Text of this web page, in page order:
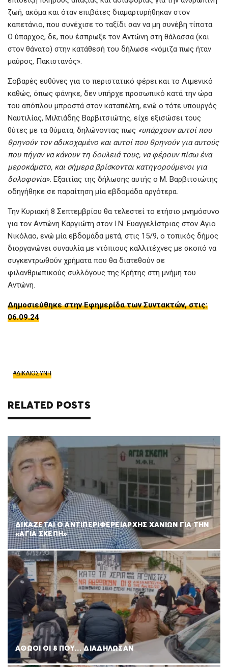
ζωή, ακόμα και όταν επιβάτες διαμαρτυρήθηκαν στον
καπετάνιο, που συνέχισε το ταξίδι σαν να μη συνέβη τίποτα.
Ο ύπαρχος, δε, που έσπρωξε τον Αντώνη στη θάλασσα (και
στον θάνατο) στην κατάθεσή του δήλωσε «νόμιζα πως ήταν
μαύρος, Πακιστανός».
Σοβαρές ευθύνες για το περιστατικό φέρει και το Λιμενικό
καθώς, όπως φάνηκε, δεν υπήρχε προσωπικό κατά την ώρα
του απόπλου μπροστά στον καταπέλτη, ενώ ο τότε υπουργός
Ναυτιλίας, Μιλτιάδης Βαρβιτσιώτης, είχε εξισώσει τους
θύτες με τα θύματα, δηλώνοντας πως «υπάρχουν αυτοί που
θρηνούν τον αδικοχαμένο και αυτοί που θρηνούν για αυτούς
που πήγαν να κάνουν τη δουλειά τους, να φέρουν πίσω ένα
μεροκάματο, και σήμερα βρίσκονται κατηγορούμενοι για
δολοφονία». Εξαιτίας της δήλωσης αυτής ο Μ. Βαρβιτσιώτης
οδηγήθηκε σε παραίτηση μία εβδομάδα αργότερα.
Την Κυριακή 8 Σεπτεμβρίου θα τελεστεί το ετήσιο μνημόσυνο
για τον Αντώνη Καργιώτη στον Ι.Ν. Ευαγγελίστριας στον Αγιο
Νικόλαο, ενώ μία εβδομάδα μετά, στις 15/9, ο τοπικός δήμος
διοργανώνει συναυλία με ντόπιους καλλιτέχνες με σκοπό να
συγκεντρωθούν χρήματα που θα διατεθούν σε
φιλανθρωπικούς συλλόγους της Κρήτης στη μνήμη του
Αντώνη.
Δημοσιεύθηκε στην Εφημερίδα των Συντακτών, στις:
06.09.24
ΔΙΚΑΙΟΣΥΝΗ
RELATED POSTS
ΔΙΚΑΖΕΤΑΙ Ο ΑΝΤΙΠΕΡΙΦΕΡΕΙΑΡΧΗΣ ΧΑΝΙΩΝ ΓΙΑ ΤΗΝ
«ΑΓΙΑ ΣΚΕΠΗ»
ΑΘΩΟΙ ΟΙ 8 ΠΟΥ… ΔΙΑΔΗΛΩΣΑΝ